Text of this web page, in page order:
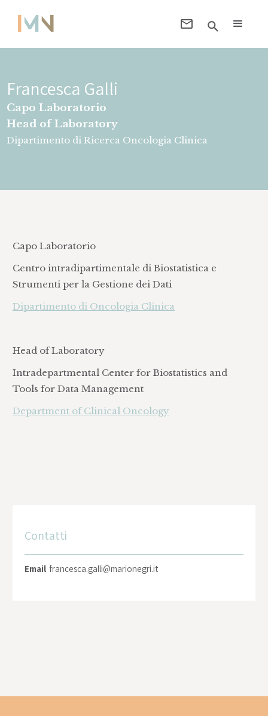
Francesca Galli
Capo Laboratorio
Head of Laboratory
Dipartimento di Ricerca Oncologia Clinica
Capo Laboratorio
Centro intradipartimentale di Biostatistica e
Strumenti per la Gestione dei Dati
Dipartimento di Oncologia Clinica
Head of Laboratory
Intradepartmental Center for Biostatistics and
Tools for Data Management
Department of Clinical Oncology
Contatti
Email francesca.galli@marionegri.it